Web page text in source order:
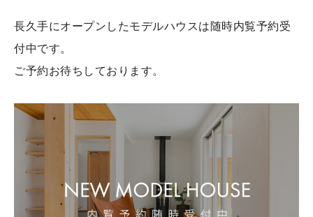
長久手にオープンしたモデルハウスは随時内覧予約受
付中です。
ご予約お待ちしております。